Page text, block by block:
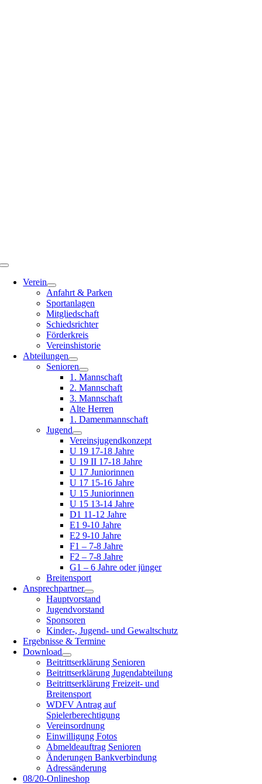
Toggle
NavigationVerein
Anfahrt & Parken
Sportanlagen
Mitgliedschaft
Schiedsrichter
Förderkreis
Vereinshistorie
Abteilungen
Senioren
1. Mannschaft
2. Mannschaft
3. Mannschaft
Alte Herren
1. Damenmannschaft
Jugend
Vereinsjugendkonzept
U 19 17-18 Jahre
U 19 II 17-18 Jahre
U 17 Juniorinnen
U 17 15-16 Jahre
U 15 Juniorinnen
U 15 13-14 Jahre
D1 11-12 Jahre
E1 9-10 Jahre
E2 9-10 Jahre
F1 – 7-8 Jahre
F2 – 7-8 Jahre
G1 – 6 Jahre oder jünger
Breitensport
Ansprechpartner
Hauptvorstand
Jugendvorstand
Sponsoren
Kinder-, Jugend- und Gewaltschutz
Ergebnisse & Termine
Download
Beitrittserklärung Senioren
Beitrittserklärung Jugendabteilung
Beitrittserklärung Freizeit- und
Breitensport
WDFV Antrag auf
Spielerberechtigung
Vereinsordnung
Einwilligung Fotos
Abmeldeauftrag Senioren
Änderungen Bankverbindung
Adressänderung
08/20-Onlineshop